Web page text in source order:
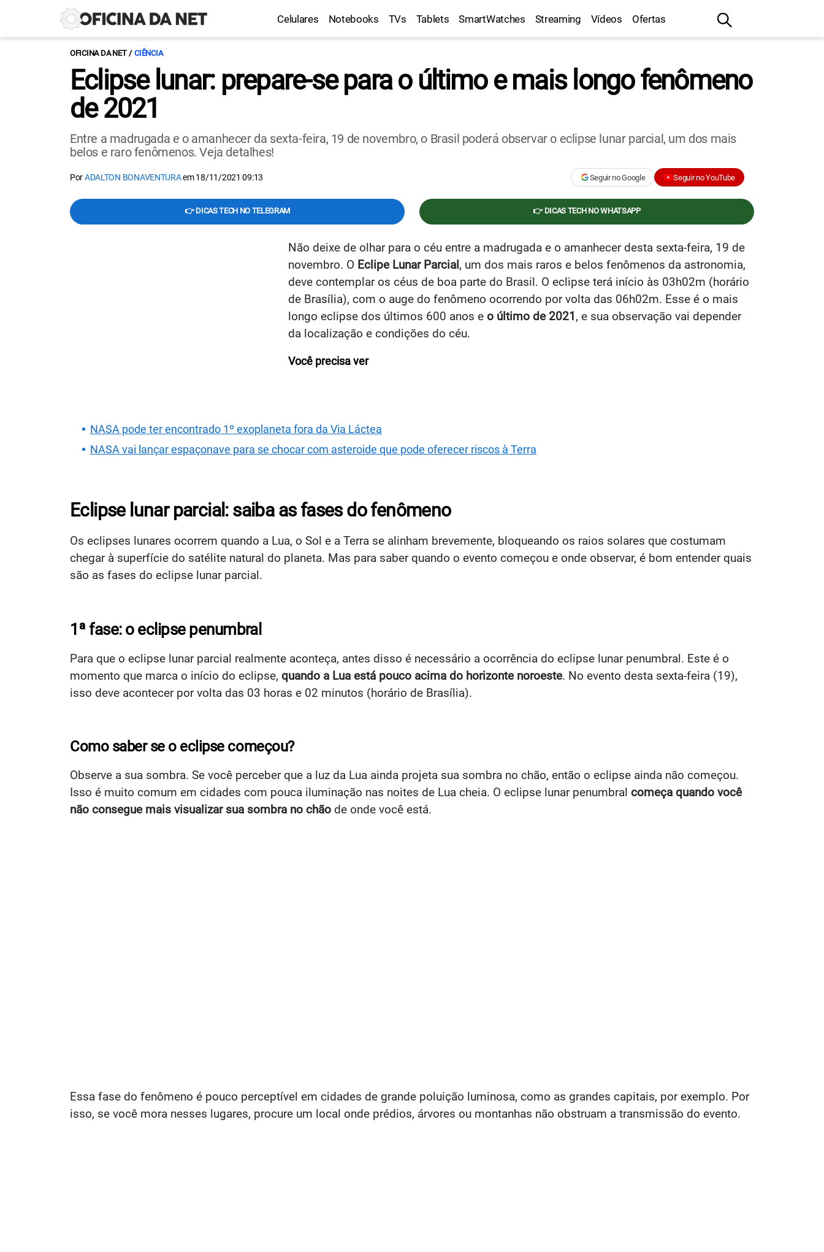
Celulares Notebooks TVs Tablets SmartWatches Streaming Vídeos Ofertas
OFICINA DA NET CIÊNCIA
Eclipse lunar: prepare-se para o último e mais longo fenômeno
de 2021
Entre a madrugada e o amanhecer da sexta-feira, 19 de novembro, o Brasil poderá observar o eclipse lunar parcial, um dos mais
belos e raro fenômenos. Veja detalhes!
PorADALTON BONAVENTURAem18/11/2021 09:13 Seguir no Google Seguir no YouTube
👉 DICAS TECH NO TELEGRAM 👉 DICAS TECH NO WHATSAPP
Não deixe de olhar para o céu entre a madrugada e o amanhecer desta sexta-feira, 19 de
novembro. O Eclipe Lunar Parcial, um dos mais raros e belos fenômenos da astronomia,
deve contemplar os céus de boa parte do Brasil. O eclipse terá início às 03h02m (horário
de Brasília), com o auge do fenômeno ocorrendo por volta das 06h02m. Esse é o mais
longo eclipse dos últimos 600 anos e o último de 2021, e sua observação vai depender
da localização e condições do céu.
Você precisa ver
NASA pode ter encontrado 1º exoplaneta fora da Via Láctea
NASA vai lançar espaçonave para se chocar com asteroide que pode oferecer riscos à Terra
Eclipse lunar parcial: saiba as fases do fenômeno
Os eclipses lunares ocorrem quando a Lua, o Sol e a Terra se alinham brevemente, bloqueando os raios solares que costumam
chegar à superfície do satélite natural do planeta. Mas para saber quando o evento começou e onde observar, é bom entender quais
são as fases do eclipse lunar parcial.
1ª fase: o eclipse penumbral
Para que o eclipse lunar parcial realmente aconteça, antes disso é necessário a ocorrência do eclipse lunar penumbral. Este é o
momento que marca o início do eclipse, quando a Lua está pouco acima do horizonte noroeste. No evento desta sexta-feira (19),
isso deve acontecer por volta das 03 horas e 02 minutos (horário de Brasília).
Como saber se o eclipse começou?
Observe a sua sombra. Se você perceber que a luz da Lua ainda projeta sua sombra no chão, então o eclipse ainda não começou.
Isso é muito comum em cidades com pouca iluminação nas noites de Lua cheia. O eclipse lunar penumbral começa quando você
não consegue mais visualizar sua sombra no chão de onde você está.
Essa fase do fenômeno é pouco perceptível em cidades de grande poluição luminosa, como as grandes capitais, por exemplo. Por
isso, se você mora nesses lugares, procure um local onde prédios, árvores ou montanhas não obstruam a transmissão do evento.